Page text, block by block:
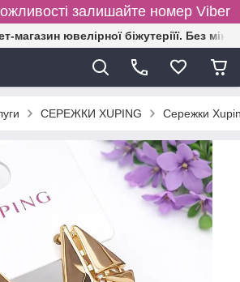
залишайте номер Viber
магазин ювелірної біжутеріїї. Без
СЕРЕЖКИ XUPING Сережки